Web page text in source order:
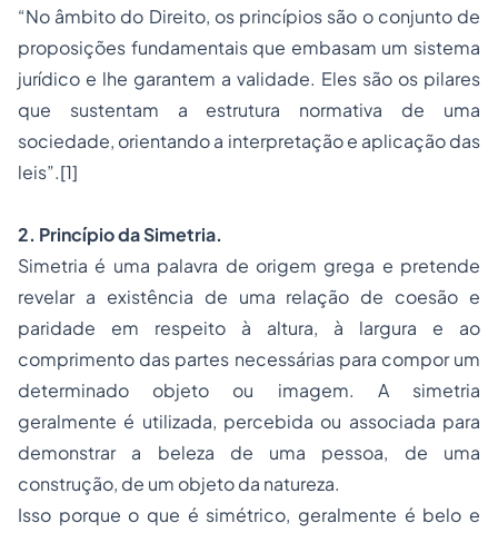
“No âmbito do Direito, os princípios são o conjunto de
proposições fundamentais que embasam um sistema
jurídico e lhe garantem a validade. Eles são os pilares
que sustentam a estrutura normativa de uma
sociedade, orientando a interpretação e aplicação das
leis”.[1]
2. Princípio da Simetria.
Simetria é uma palavra de origem grega e pretende
revelar a existência de uma relação de coesão e
paridade em respeito à altura, à largura e ao
comprimento das partes necessárias para compor um
determinado objeto ou imagem. A simetria
geralmente é utilizada, percebida ou associada para
demonstrar a beleza de uma pessoa, de uma
construção, de um objeto da natureza.
Isso porque o que é simétrico, geralmente é belo e